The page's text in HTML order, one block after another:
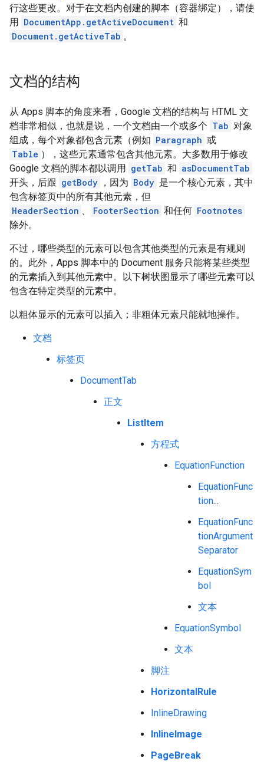
行这些更改。对于在文档内创建的脚本（容器绑定），请使
用 DocumentApp.getActiveDocument 和
Document.getActiveTab 。
文档的结构
从 Apps 脚本的角度来看，Google 文档的结构与 HTML 文
档非常相似，也就是说，一个文档由一个或多个 Tab 对象
组成，每个对象都包含元素（例如 Paragraph 或
Table ），这些元素通常包含其他元素。大多数用于修改
Google 文档的脚本都以调用 getTab 和 asDocumentTab
开头，后跟 getBody ，因为 Body 是一个核心元素，其中
包含标签页中的所有其他元素，但
HeaderSection 、 FooterSection 和任何 Footnotes
除外。
不过，哪些类型的元素可以包含其他类型的元素是有规则
的。此外，Apps 脚本中的 Document 服务只能将某些类型
的元素插入到其他元素中。以下树状图显示了哪些元素可以
包含在特定类型的元素中。
以粗体显示的元素可以插入；非粗体元素只能就地操作。
文档
标签页
DocumentTab
正文
ListItem
方程式
EquationFunction
EquationFunc
tion...
EquationFunc
tionArgument
Separator
EquationSym
bol
文本
EquationSymbol
文本
脚注
HorizontalRule
InlineDrawing
InlineImage
PageBreak